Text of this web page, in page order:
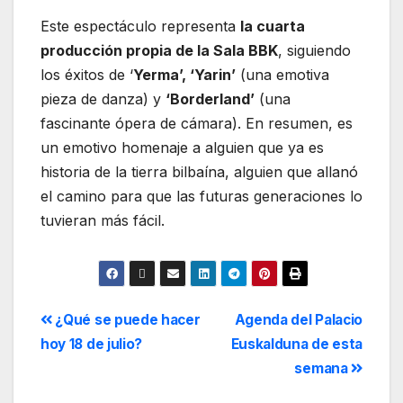
Este espectáculo representa la cuarta
producción propia de la Sala BBK, siguiendo
los éxitos de ‘Yerma’, ‘Yarin’ (una emotiva
pieza de danza) y ‘Borderland’ (una
fascinante ópera de cámara). En resumen, es
un emotivo homenaje a alguien que ya es
historia de la tierra bilbaína, alguien que allanó
el camino para que las futuras generaciones lo
tuvieran más fácil.
Agenda del Palacio
Euskalduna de esta
semana
¿Qué se puede hacer
hoy 18 de julio?